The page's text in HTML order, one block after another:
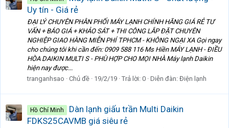
Uy tín - Giá rẻ
ĐẠI LÝ CHUYÊN PHÂN PHỐI MÁY LẠNH CHÍNH HÃNG GIÁ RẺ TƯ
VẤN + BÁO GIÁ + KHẢO SÁT + THI CÔNG LẮP ĐẶT CHUYÊN
NGHIỆP GIAO HÀNG MIỄN PHÍ TPHCM - KHÔNG NGẠI XA Gọi ngay
cho chúng tôi khi cần đến: 0909 588 116 Ms Hiền MÁY LẠNH - ĐIỀU
HÒA DAIKIN MULTI S - PHÙ HỢP CHO MỌI NHÀ Máy lạnh Daikin
hiện nay được...
tranganhsao
Chủ đề 19/2/19 Trả lời: 0 Diễn đàn: Điện lạnh
Hồ Chí Minh
Dàn lạnh giấu trần Multi Daikin
FDKS25CAVMB giá siêu rẻ